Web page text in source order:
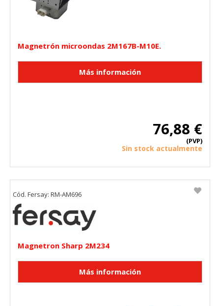
Magnetrón microondas 2M167B-M10E.
76,88 €
(PVP)
Sin stock actualmente
Magnetron Sharp 2M234
Cód. Fersay: RM-AM696